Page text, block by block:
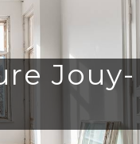
Jouy-